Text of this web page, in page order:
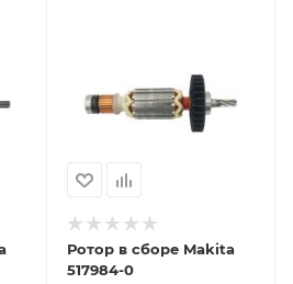
Ротор в сборе Makita
517984-0